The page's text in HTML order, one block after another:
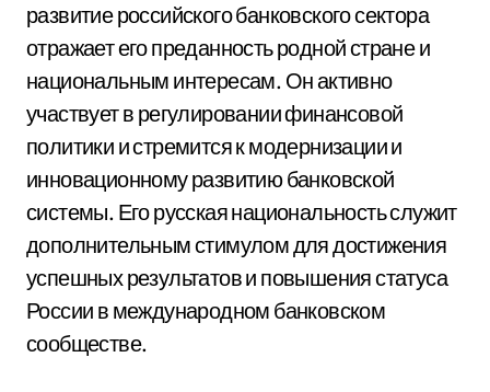
развитие российского банковского сектора
отражает его преданность родной стране и
национальным интересам. Он активно
участвует в регулировании финансовой
политики и стремится к модернизации и
инновационному развитию банковской
системы. Его русская национальность служит
дополнительным стимулом для достижения
успешных результатов и повышения статуса
России в международном банковском
сообществе.